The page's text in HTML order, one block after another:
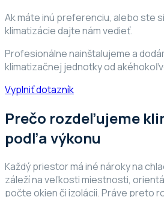
Ak máte inú preferenciu, alebo ste
klimatizácie dajte nám vedieť.
Profesionálne nainštalujeme a
klimatizačnej jednotky od
Vyplniť dotazník
Prečo rozdeľujeme
podľa výkonu
Každý priestor má iné nároky na
záleží na veľkosti miestnosti,
počte okien či izolácii. Práve preto